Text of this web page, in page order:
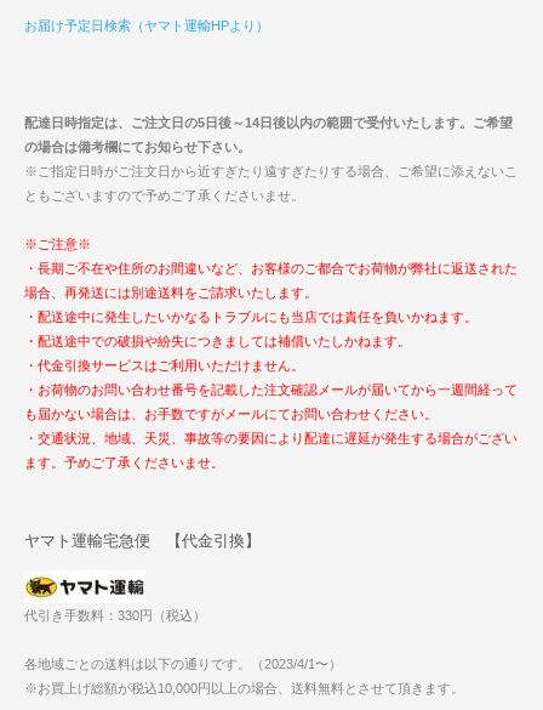
お届け予定日検索（ヤマト運輸HPより）
配達日時指定は、ご注文日の5日後～14日後以内の範囲で受付いたします。ご希望
の場合は備考欄にてお知らせ下さい。
※ご指定日時がご注文日から近すぎたり遠すぎたりする場合、ご希望に添えないこ
ともございますので予めご了承くださいませ。
※ご注意※
・長期ご不在や住所のお間違いなど、お客様のご都合でお荷物が弊社に返送された
場合、再発送には別途送料をご請求いたします。
・配送途中に発生したいかなるトラブルにも当店では責任を負いかねます。
・配送途中での破損や紛失につきましては補償いたしかねます。
・代金引換サービスはご利用いただけません。
・お荷物のお問い合わせ番号を記載した注文確認メールが届いてから一週間経って
も届かない場合は、お手数ですがメールにてお問い合わせください。
・交通状況、地域、天災、事故等の要因により配達に遅延が発生する場合がござい
ます。予めご了承くださいませ。
ヤマト運輸宅急便 【代金引換】
代引き手数料：330円（税込）
各地域ごとの送料は以下の通りです。（2023/4/1〜）
※お買上げ総額が税込10,000円以上の場合、送料無料とさせて頂きます。